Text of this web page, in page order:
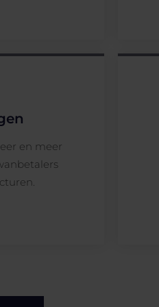
en meer